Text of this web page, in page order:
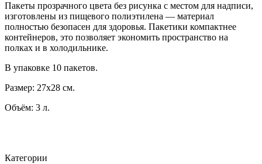
Пакеты прозрачного цвета без рисунка с местом для надписи,
изготовлены из пищевого полиэтилена — материал
полностью безопасен для здоровья. Пакетики компактнее
контейнеров, это позволяет экономить пространство на
полках и в холодильнике.
В упаковке 10 пакетов.
Размер: 27х28 см.
Объём: 3 л.
Категории